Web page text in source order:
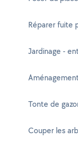
Réparer fuite
Jardinage -
Tonte de
Couper les